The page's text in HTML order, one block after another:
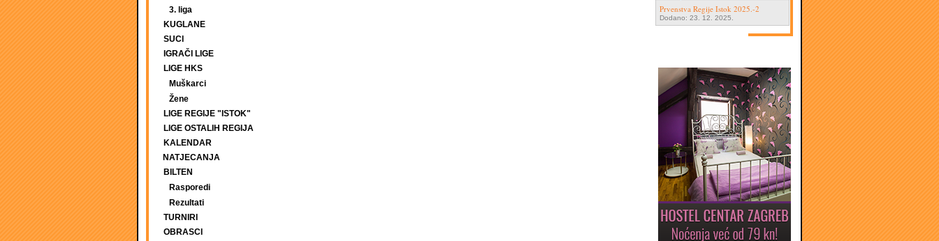
3. liga
KUGLANE
SUCI
IGRAČI LIGE
LIGE HKS
Muškarci
Žene
LIGE REGIJE "ISTOK"
LIGE OSTALIH REGIJA
KALENDAR
NATJECANJA
BILTEN
Rasporedi
Rezultati
TURNIRI
OBRASCI
Prvenstva Regije Istok 2025.-2
Dodano: 23. 12. 2025.